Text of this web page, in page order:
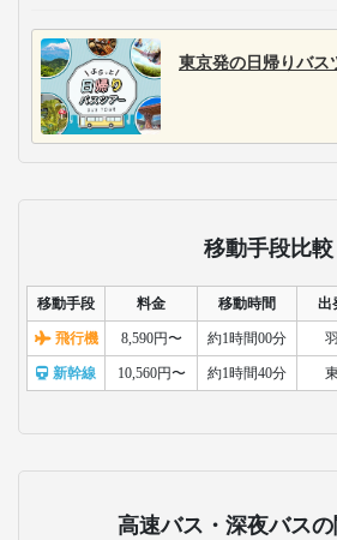
東京発の日帰りバス
移動手段比較
移動手段 料金 移動時間 出
飛行機 8,590円〜 約1時間00分
新幹線 10,560円〜 約1時間40分
高速バス・深夜バス